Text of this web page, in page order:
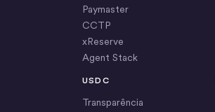
Paymaster
CCTP
xReserve
Agent Stack
USDC
Transparência